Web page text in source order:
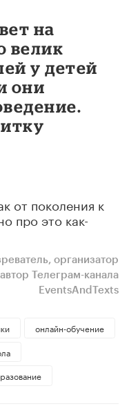
на
велик
у детей
они
от поколения к
про это как-
организатор
Телеграм-канала
EventsAndTexts
онлайн-обучение